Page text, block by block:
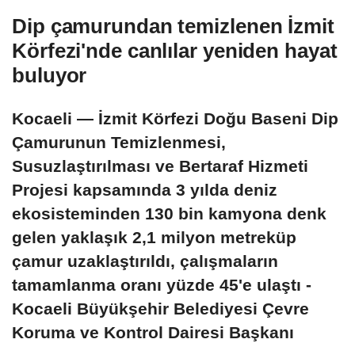
Dip çamurundan temizlenen İzmit
Körfezi'nde canlılar yeniden hayat
buluyor
Kocaeli — İzmit Körfezi Doğu Baseni Dip
Çamurunun Temizlenmesi,
Susuzlaştırılması ve Bertaraf Hizmeti
Projesi kapsamında 3 yılda deniz
ekosisteminden 130 bin kamyona denk
gelen yaklaşık 2,1 milyon metreküp
çamur uzaklaştırıldı, çalışmaların
tamamlanma oranı yüzde 45'e ulaştı -
Kocaeli Büyükşehir Belediyesi Çevre
Koruma ve Kontrol Dairesi Başkanı